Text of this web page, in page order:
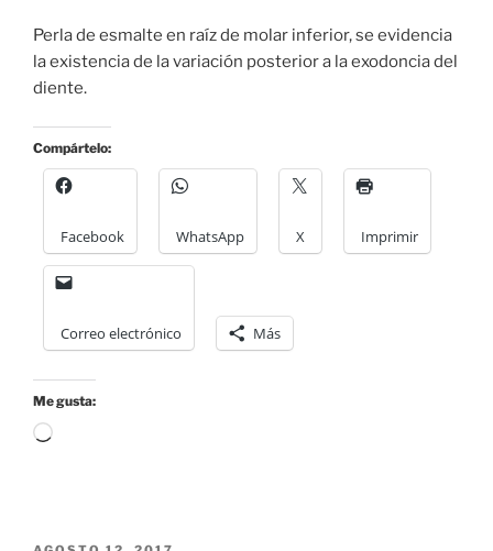
Perla de esmalte en raíz de molar inferior, se evidencia
la existencia de la variación posterior a la exodoncia del
diente.
Compártelo:
Facebook WhatsApp X Imprimir
Correo electrónico Más
Me gusta:
Cargando...